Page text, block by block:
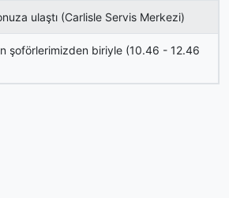
ulaştı (Carlisle Servis Merkezi)
şoförlerimizden biriyle (10.46 - 12.46